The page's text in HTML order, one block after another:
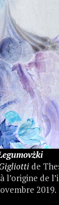
de
l’origine de
2019.